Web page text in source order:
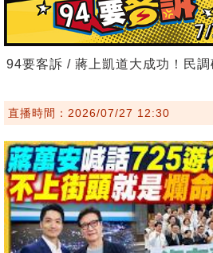
94要客訴 / 蔣上凱道大成功！民
直播時間：2026/07/27 12:30